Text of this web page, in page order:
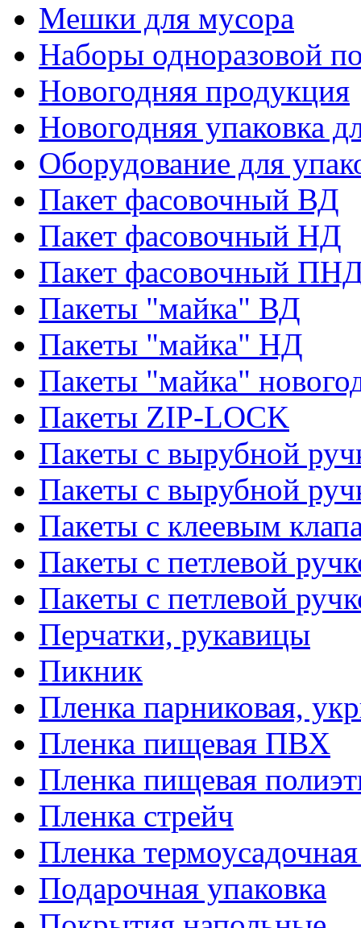
Мешки для мусора
Наборы одноразовой
Новогодняя продукция
Новогодняя упаковка
Оборудование для
Пакет фасовочный ВД
Пакет фасовочный НД
Пакет фасовочный
Пакеты "майка" ВД
Пакеты "майка" НД
Пакеты "майка"
Пакеты ZIP-LOCK
Пакеты с вырубной
Пакеты с вырубной
Пакеты с клеевым
Пакеты с петлевой
Пакеты с петлевой
Перчатки, рукавицы
Пикник
Пленка парниковая,
Пленка пищевая ПВХ
Пленка пищевая
Пленка стрейч
Пленка
Подарочная упаковка